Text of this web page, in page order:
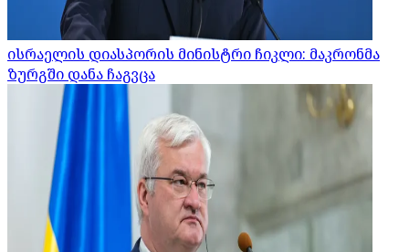
ისრაელის დიასპორის მინისტრი ჩიკლი: მაკრონმა
ზურგში დანა ჩაგვცა